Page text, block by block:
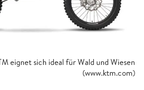
eignet sich ideal für Wald und Wiesen
(www.ktm.com)